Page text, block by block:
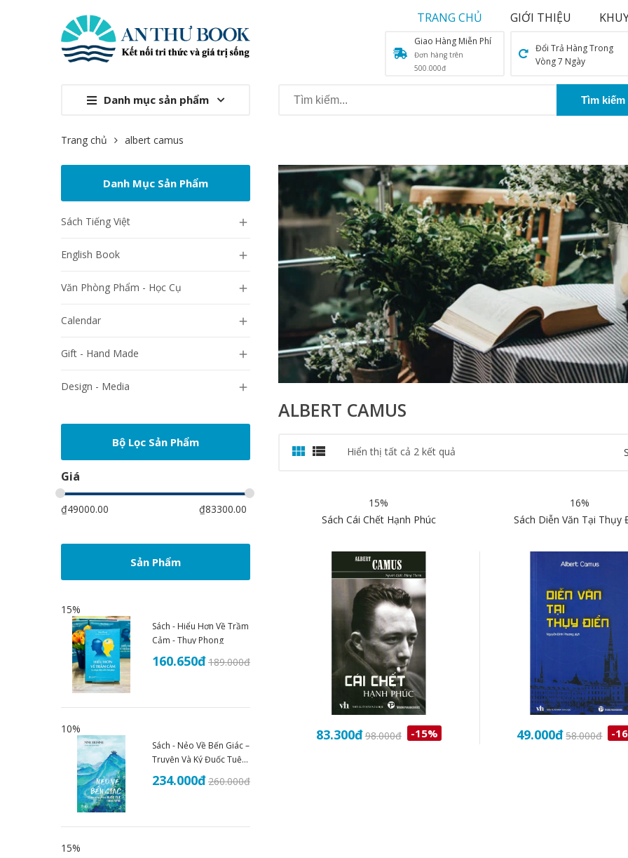
TRANG CHỦ GIỚI THIỆU
Giao Hàng Miễn Phí
Đơn hàng trên
500.000đ
Đổi Trả Hàng Trong
Vòng 7 Ngày
Danh mục sản phẩm
Trang chủ albert camus
Danh Mục Sản Phẩm
Sách Tiếng Việt 
English Book 
Văn Phòng Phẩm - Học Cụ 
Calendar 
Gift - Hand Made 
Design - Media 
Bộ Lọc Sản Phẩm
Giá
₫49000.00 ₫83300.00
Sản Phẩm
15%
Sách - Hiểu Hơn Về Trầm
Cảm - Thụy Phong
160.650đ189.000đ
10%
Sách - Nẻo Về Bến Giác –
Truyện Và Ký Đuốc Tuệ
(1935–1945) - An Thư
Book
234.000đ260.000đ
15%
ALBERT CAMUS
  Hiển thị tất cả 2 kết quả
15%
Sách Cái Chết Hạnh Phúc
83.300đ98.000đ -15%
16%
Sách Diễn Văn Tại Thụy
49.000đ58.000đ -